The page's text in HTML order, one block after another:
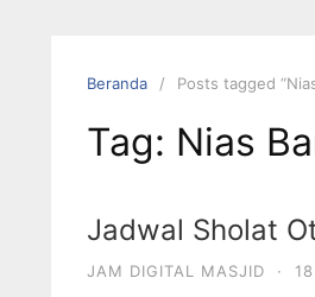
Beranda Posts tagged
Tag: Nias
Jadwal Sholat
JAM DIGITAL MASJID ·